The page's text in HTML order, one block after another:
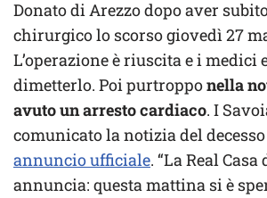
Donato di Arezzo dopo aver
chirurgico lo scorso giovedì 27
L’operazione è riuscita e i medici
dimetterlo. Poi purtropponella
avuto un arresto cardiaco. I
comunicato la notizia del
annuncio ufficiale. “La Real
annuncia: questa mattina si è